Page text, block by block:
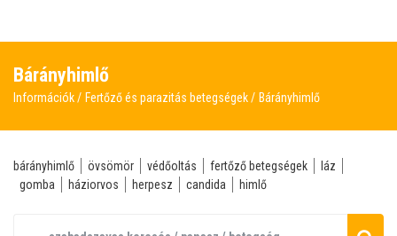
Bárányhimlő
Információk Fertőző és parazitás betegségek Bárányhimlő
bárányhimlő övsömör védőoltás fertőző betegségek
láz
gomba
háziorvos herpesz candida himlő